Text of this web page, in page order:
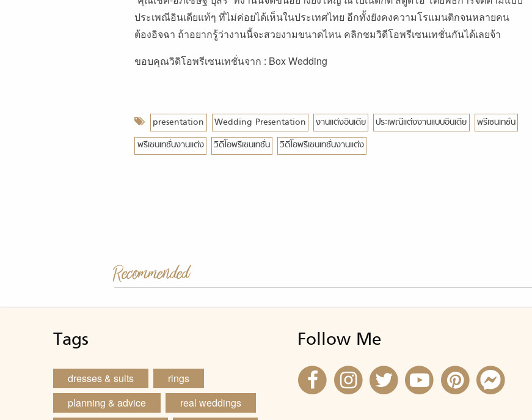
ประเพณีอินเดียแท้ๆ ที่ไม่ค่อยได้เห็นในประเทศไทย อีกทั้งยังคงความโรแมนติกจนหลายคน
ต้องอิจฉา ถ้าอยากรู้ว่างานนี้จะสวยงามขนาดไหน คลิกชมวิดีโอพรีเซนเทชั่นกันได้เลยจ้า
ขอบคุณวิดิโอพรีเซนเทชั่นจาก : Box Wedding
presentation Wedding Presentation งานแต่งอินเดีย ประเพณีแต่งงานแบบอินเดีย
พรีเซนเทชั่น
พรีเซนเทชั่นงานแต่ง
วิดีโอพรีเซนเทชั่น วิดีโอพรีเซนเทชั่นงานแต่ง
Recommended
Tags
dresses & suits
rings
planning & advice
real weddings
Follow Me